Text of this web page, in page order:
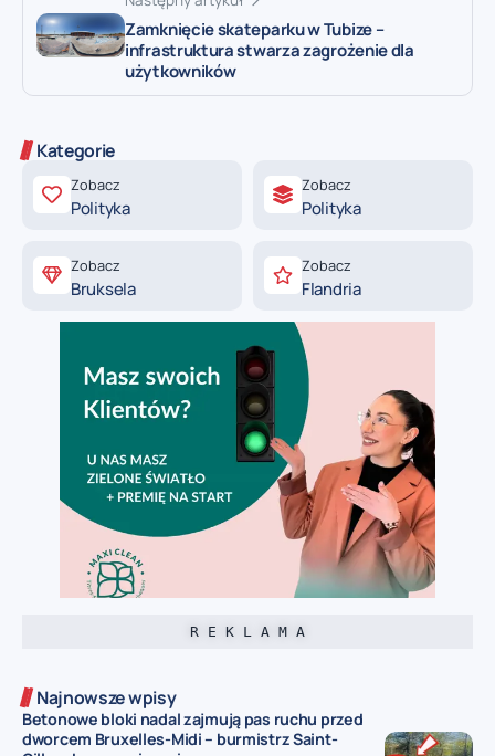
Zamknięcie skateparku w Tubize –
infrastruktura stwarza zagrożenie dla
użytkowników
Kategorie
Zobacz
Polityka
Zobacz
Polityka
Zobacz
Bruksela
Zobacz
Flandria
R E K L A M A
Najnowsze wpisy
Betonowe bloki nadal zajmują pas ruchu przed
dworcem Bruxelles-Midi – burmistrz Saint-